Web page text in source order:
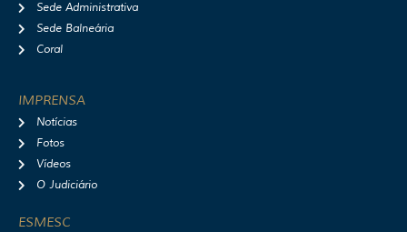
Sede Administrativa
Sede Balneária
Coral
IMPRENSA
Notícias
Fotos
Vídeos
O Judiciário
ESMESC